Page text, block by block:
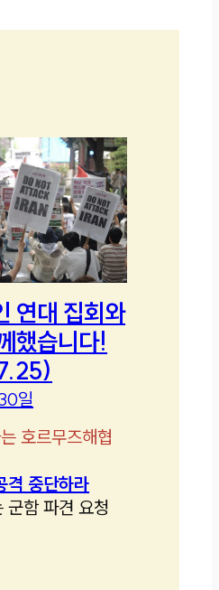
연대 집회와
했습니다!
일
호르무즈해협
격 중단하라
군함 파견 요청